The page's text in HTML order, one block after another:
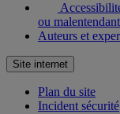
ou
Auteurs et
Site internet
Plan du site
Incident sécurité